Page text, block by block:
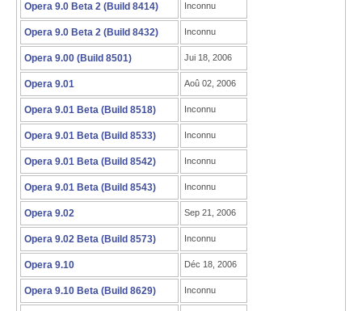
Opera 9.0 Beta 2 (Build 8414) Inconnu
Opera 9.0 Beta 2 (Build 8432) Inconnu
Opera 9.00 (Build 8501) Jui 18, 2006
Opera 9.01 Aoû 02, 2006
Opera 9.01 Beta (Build 8518) Inconnu
Opera 9.01 Beta (Build 8533) Inconnu
Opera 9.01 Beta (Build 8542) Inconnu
Opera 9.01 Beta (Build 8543) Inconnu
Opera 9.02 Sep 21, 2006
Opera 9.02 Beta (Build 8573) Inconnu
Opera 9.10 Déc 18, 2006
Opera 9.10 Beta (Build 8629) Inconnu